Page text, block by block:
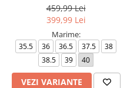
459,99 Lei
399,99 Lei
Marime:
35.5 36 36.5 37.5
38
38.5
39 40
VEZI VARIANTE